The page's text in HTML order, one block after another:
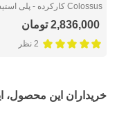
Colossus کارکرده - پلی استیشن 4
2,836,000 تومان
2 نظر
خریداران این محصول،